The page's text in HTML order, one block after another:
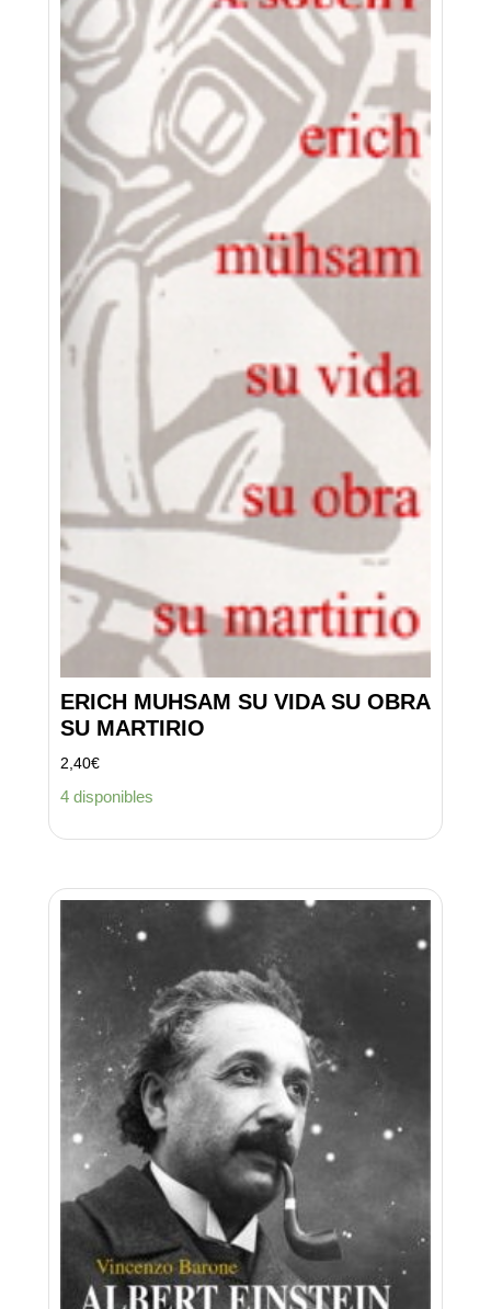
ERICH MUHSAM SU VIDA SU OBRA
SU MARTIRIO
2,40€
4 disponibles